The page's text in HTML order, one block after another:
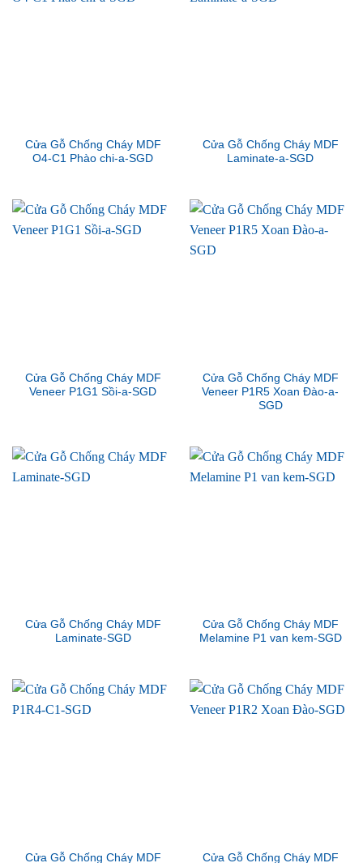
Cửa Gỗ Chống Cháy MDF
O4-C1 Phào chi-a-SGD
Cửa Gỗ Chống Cháy MDF
Laminate-a-SGD
Cửa Gỗ Chống Cháy MDF
Veneer P1G1 Sồi-a-SGD
Cửa Gỗ Chống Cháy MDF
Veneer P1R5 Xoan Đào-a-
SGD
Cửa Gỗ Chống Cháy MDF
Laminate-SGD
Cửa Gỗ Chống Cháy MDF
Melamine P1 van kem-SGD
Cửa Gỗ Chống Cháy MDF Cửa Gỗ Chống Cháy MDF